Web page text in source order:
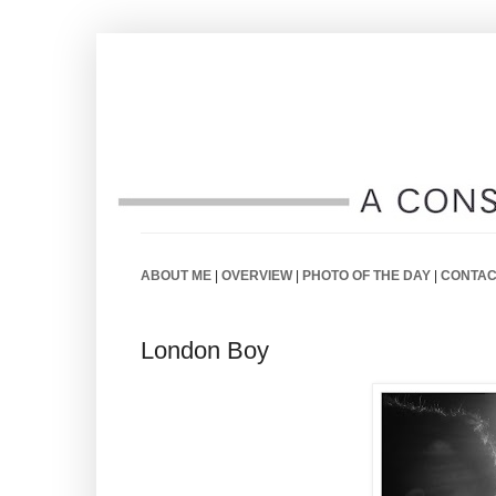
ABOUT ME OVERVIEW| PHOTO OF THE DAY
London Boy